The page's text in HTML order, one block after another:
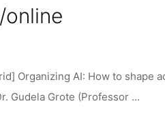
online
Organizing AI: How to shape
Gudela Grote (Professor …